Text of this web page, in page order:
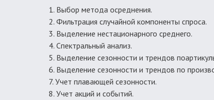
Выбор метода осреднения.
Фильтрация случайной компоненты спроса.
Выделение нестационарного среднего.
Спектральный анализ.
Выделение сезонности и трендов
Выделение сезонности и трендов по
Учет плавающей сезонности.
Учет акций и событий.